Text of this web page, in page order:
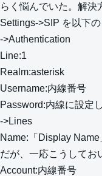
らく悩んでいた。解決
Settings->SIP を以下
->Authentication
Line:1
Realm:asterisk
Username:内線番号
Password:内線に設定
->Lines
Name:「Display
だが、一応こうしてお
Account:内線番号